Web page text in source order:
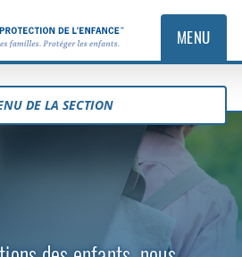
MENU
DE LA SECTION